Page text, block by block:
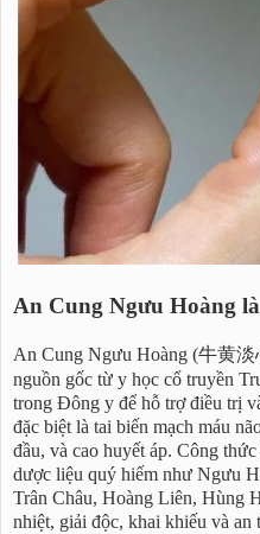
An Cung Ngưu Hoàng
An Cung Ngưu Hoàng (牛黄
nguồn gốc từ y học cổ truyền
trong Đông y để hỗ trợ điều trị
đặc biệt là tai biến mạch máu
đầu, và cao huyết áp. Công
dược liệu quý hiếm như Ngưu
Trân Châu, Hoàng Liên, Hùng
nhiệt, giải độc, khai khiếu và an